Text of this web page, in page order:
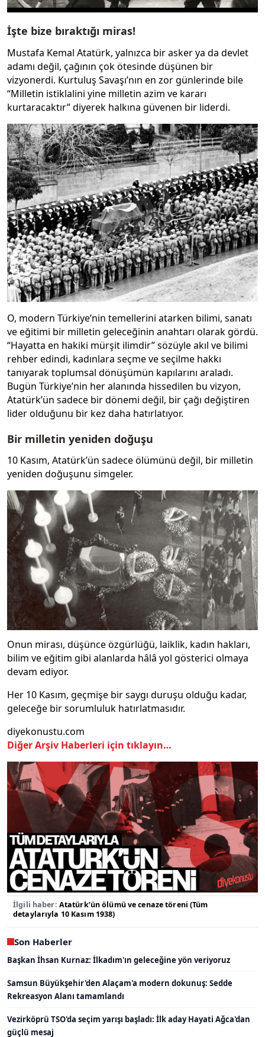
İşte bize bıraktığı miras!
Mustafa Kemal Atatürk, yalnızca bir asker ya da devlet
adamı değil, çağının çok ötesinde düşünen bir
vizyonerdi. Kurtuluş Savaşı’nın en zor günlerinde bile
“Milletin istiklalini yine milletin azim ve kararı
kurtaracaktır” diyerek halkına güvenen bir liderdi.
O, modern Türkiye’nin temellerini atarken bilimi, sanatı
ve eğitimi bir milletin geleceğinin anahtarı olarak gördü.
“Hayatta en hakiki mürşit ilimdir” sözüyle akıl ve bilimi
rehber edindi, kadınlara seçme ve seçilme hakkı
tanıyarak toplumsal dönüşümün kapılarını araladı.
Bugün Türkiye’nin her alanında hissedilen bu vizyon,
Atatürk’ün sadece bir dönemi değil, bir çağı değiştiren
lider olduğunu bir kez daha hatırlatıyor.
Bir milletin yeniden doğuşu
10 Kasım, Atatürk’ün sadece ölümünü değil, bir milletin
yeniden doğuşunu simgeler.
Onun mirası, düşünce özgürlüğü, laiklik, kadın hakları,
bilim ve eğitim gibi alanlarda hâlâ yol gösterici olmaya
devam ediyor.
Her 10 Kasım, geçmişe bir saygı duruşu olduğu kadar,
geleceğe bir sorumluluk hatırlatmasıdır.
diyekonustu.com
Diğer Arşiv Haberleri için tıklayın…
İlgili haber: Atatürk’ün ölümü ve cenaze töreni (Tüm
detaylarıyla 10 Kasım 1938)
Son Haberler
Başkan İhsan Kurnaz: İlkadım'ın geleceğine yön veriyoruz
Samsun Büyükşehir'den Alaçam'a modern dokunuş: Sedde
Rekreasyon Alanı tamamlandı
Vezirköprü TSO'da seçim yarışı başladı: İlk aday Hayati Ağca'dan
güçlü mesaj